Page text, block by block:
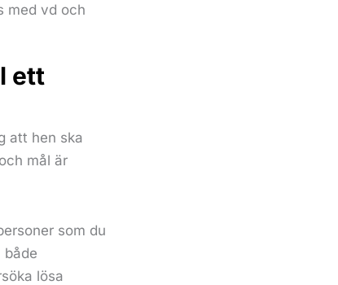
med vd och
ett
att hen ska
mål är
som du
både
lösa